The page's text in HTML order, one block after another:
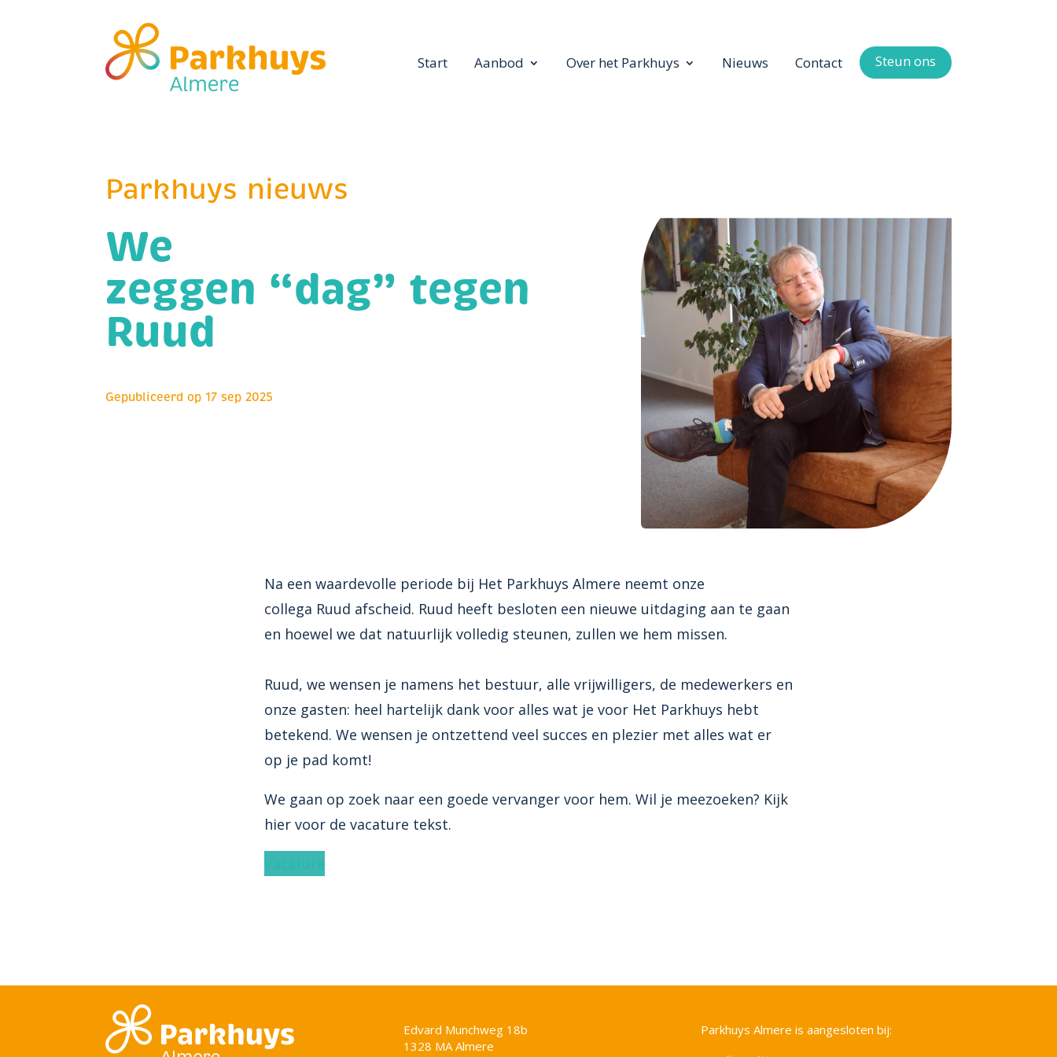
Start Aanbod Over het Parkhuys Nieuws Contact Steun ons
Parkhuys nieuws
We
zeggen “dag” tegen
Ruud
Gepubliceerd op17 sep 2025
Na een waardevolle periode bij Het Parkhuys Almere neemt onze
collega Ruud afscheid. Ruud heeft besloten een nieuwe uitdaging aan te gaan
en hoewel we dat natuurlijk volledig steunen, zullen we hem missen.
Ruud, we wensen je namens het bestuur, alle vrijwilligers, de medewerkers en
onze gasten: heel hartelijk dank voor alles wat je voor Het Parkhuys hebt
betekend. We wensen je ontzettend veel succes en plezier met alles wat er
op je pad komt!
We gaan op zoek naar een goede vervanger voor hem. Wil je meezoeken? Kijk
hier voor de vacature tekst.
Edvard Munchweg 18b
1328 MA Almere
Parkhuys Almere is aangesloten bij: